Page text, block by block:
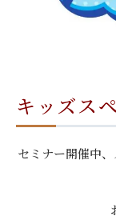
キッズス
セミナー開催中